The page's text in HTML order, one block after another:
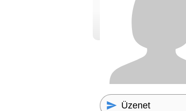
Üzenet